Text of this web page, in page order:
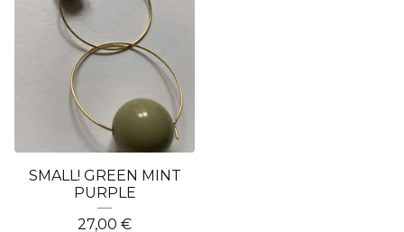
SMALL! GREEN MINT
PURPLE
27,00 €